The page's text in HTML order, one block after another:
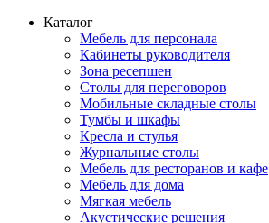
Каталог
Мебель для персонала
Кабинеты руководителя
Зона ресепшен
Столы для переговоров
Мобильные складные столы
Тумбы и шкафы
Кресла и стулья
Журнальные столы
Мебель для ресторанов и кафе
Мебель для дома
Мягкая мебель
Акустические решения